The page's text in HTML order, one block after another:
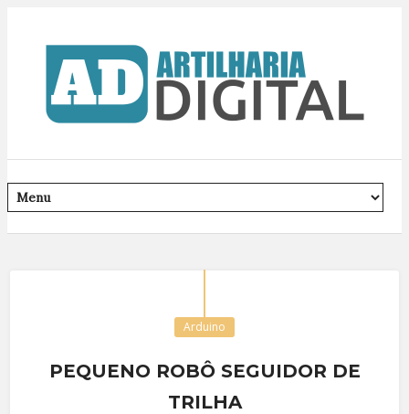
Arduino
PEQUENO ROBÔ SEGUIDOR DE
TRILHA